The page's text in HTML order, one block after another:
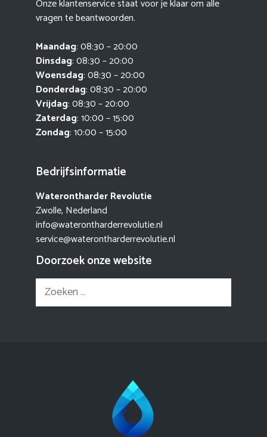
Onze klantenservice staat voor je klaar om alle
vragen te beantwoorden.
Maandag: 08:30 – 20:00
Dinsdag: 08:30 – 20:00
Woensdag: 08:30 – 20:00
Donderdag: 08:30 – 20:00
Vrijdag: 08:30 – 20:00
Zaterdag: 10:00 – 15:00
Zondag: 10:00 – 15:00
Bedrijfsinformatie
Waterontharder Revolutie
Zwolle, Nederland
info@waterontharderrevolutie.nl
service@waterontharderrevolutie.nl
Doorzoek onze website
Zoek
naar: